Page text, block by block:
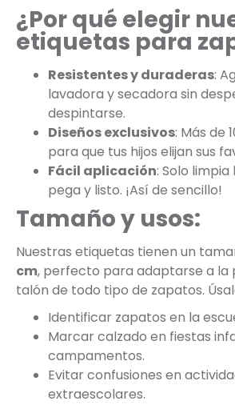
¿Por qué elegir
etiquetas para
Resistentes y duraderas:
lavadora y secadora sin
despintarse.
Diseños exclusivos: Más de
para que tus hijos elijan sus
Fácil aplicación: Solo
pega y listo. ¡Así de sencillo!
Tamaño y usos:
Nuestras etiquetas tienen un
cm, perfecto para adaptarse a la
talón de todo tipo de zapatos.
Identificar zapatos en la
Marcar calzado en fiestas
campamentos.
Evitar confusiones en
extraescolares.